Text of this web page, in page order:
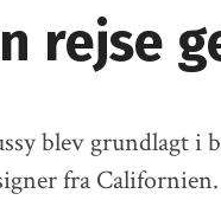
rejse
blev grundlagt i
fra